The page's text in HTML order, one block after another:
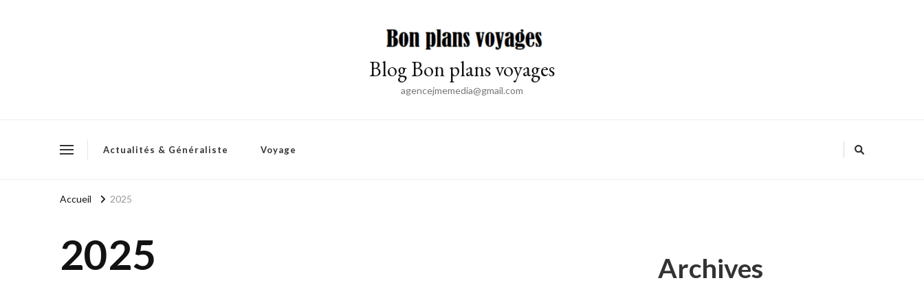
Blog Bon plans voyages
agencejmemedia@gmail.com
Actualités & Généraliste Voyage
Accueil 2025
2025 Archives